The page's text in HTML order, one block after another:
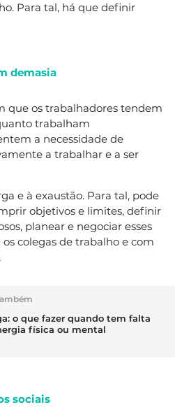
Para tal, há que definir
demasia
que os trabalhadores tendem
trabalham
a necessidade de
a trabalhar e a ser
e à exaustão. Para tal, pode
objetivos e limites, definir
planear e negociar esses
colegas de trabalho e com
o que fazer quando tem falta
física ou mental
sociais